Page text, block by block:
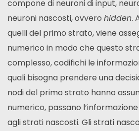
compone di neuroni di input,
neuroni nascosti, ovvero hidden.
quelli del primo strato, viene
numerico in modo che questo
complesso, codifichi le
quali bisogna prendere una
nodi del primo strato hanno
numerico, passano
agli strati nascosti. Gli strati